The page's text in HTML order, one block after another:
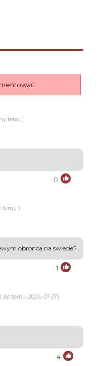
temu)
0
temu )
obronca na swiecie?
1
temu, 2024-07-27)
4